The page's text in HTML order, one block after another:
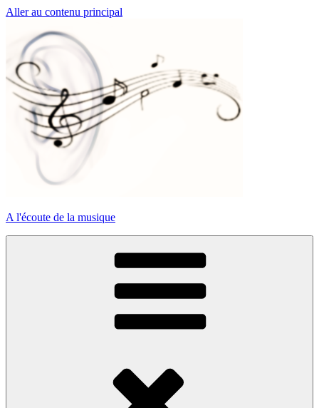
Aller au contenu principal
A l'écoute de la musique